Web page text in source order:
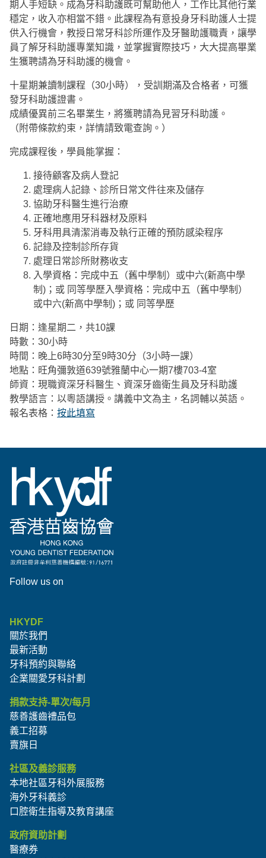
期人手短缺。成為牙科助護既可幫助他人，工作比其他行業
穩定，收入亦相當不錯。此課程為有意投身牙科助護人士提
供入行機會，教授日常牙科診所運作及牙醫助護職責，讓學
員了解牙科助護專業知識，並掌握實際技巧，大大提高畢業
生獲聘請為牙科助護的機會。
十星期兼讀制課程（30小時），受訓期滿及合格者，可獲
發牙科助護證書。
成績優異前三名畢業生，將獲聘請為見習牙科助護。
（附帶條款約束，詳情請致電查詢。）
完成課程後，學員能掌握：
接待顧客及病人登記
處理病人記錄、診所日常文件往來及儲存
協助牙科醫生進行治療
正確地應用牙科器材及原料
牙科用具清潔消毒及執行正確的預防感染程序
記錄及控制診所存貨
處理日常診所財務收支
入學資格：完成中五（舊中學制）或中六(新高中學
制)；或 同等學歷入學資格：完成中五（舊中學制）
或中六(新高中學制)；或 同等學歷
日期：逢星期二，共10課
時數：30小時
時間：晚上6時30分至9時30分（3小時一課）
地點：旺角彌敦道639號雅蘭中心一期7樓703-4室
師資：現職資深牙科醫生、資深牙齒衛生員及牙科助護
教學語言：以粵語講授。講義中文為主，名詞輔以英語。
報名表格： 按此填寫
Follow us on
HKYDF
關於我們
最新活動
牙科預約與聯絡
企業關愛牙科計劃
捐款支持-單次/每月
慈善護齒禮品包
義工招募
賣旗日
社區及義診服務
本地社區牙科外展服務
海外牙科義診
口腔衛生指導及教育講座
政府資助計劃
醫療券